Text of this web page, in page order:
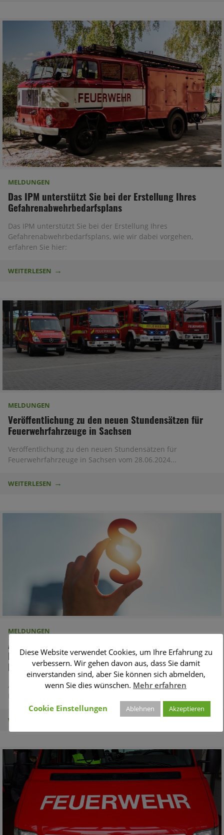
MELDUNGEN
Das IPM unterstützt Sie bei der Erstellung Ihres
Gefahrenabwehrbedarfsplans
Das IPM unterstützt Sie bei der Erstellung Ihres
Gefahrenabwehrbedarfsplans, wie wir dabei vorgehen,
erfahren Sie hier:
WEITERLESEN
MELDUNGEN
Veröffentlichung zu den neuen Stundensätzen für
Feuerwehrfahrzeuge in Sachsen
Veröffentlichung zu den neuen Stundensätzen für
Feuerwehrfahrzeuge in Sachsen vom 28.06.2024...
WEITERLESEN
MELDUNGEN
Änderung des Sächsischen Gesetzes über den
Brandschutz, Rettungsdienst und
Katastrophenschutz
Änderung des Sächsischen Gesetzes über den Brandschutz,
Rettungsdienst und Katastrophenschutz
WEITERLESEN
Diese Website verwendet Cookies, um Ihre Erfahrung zu
verbessern. Wir gehen davon aus, dass Sie damit
einverstanden sind, aber Sie können sich abmelden,
wenn Sie dies wünschen. Mehr erfahren
Cookie Einstellungen Ablehnen Akzeptieren